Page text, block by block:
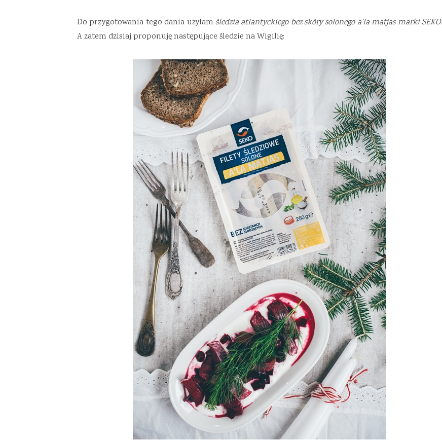
Do przygotowania tego dania użyłam śledzia atlantyckiego bez skóry solonego a’la matjas marki SEKO.
A zatem dzisiaj proponuję następujące śledzie na Wigilię: